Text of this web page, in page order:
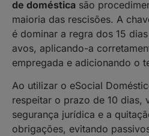
de doméstica são
maioria das rescisões. A
é dominar a regra dos 15
avos, aplicando-a
empregada e adicionando o
Ao utilizar o eSocial
respeitar o prazo de 10 dias,
segurança jurídica e a
obrigações, evitando